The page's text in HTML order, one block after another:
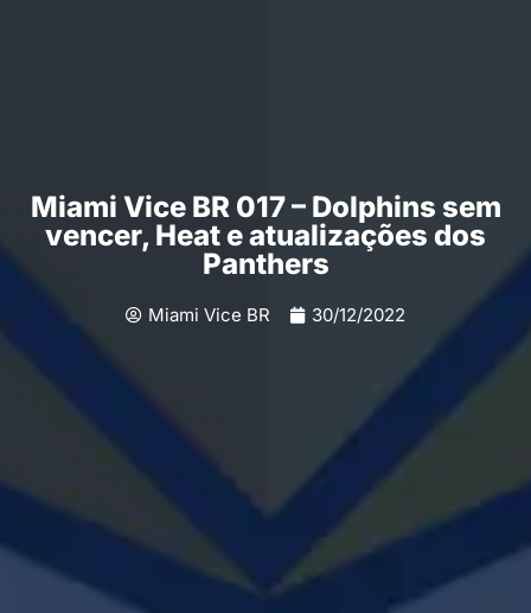
Miami Vice BR 017 – Dolphins sem
vencer, Heat e atualizações dos
Panthers
Miami Vice BR 30/12/2022